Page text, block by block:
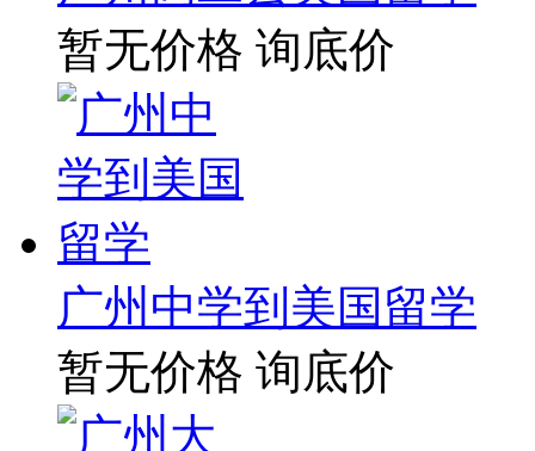
暂无价格 询底价
广州中学到美国留学
暂无价格 询底价